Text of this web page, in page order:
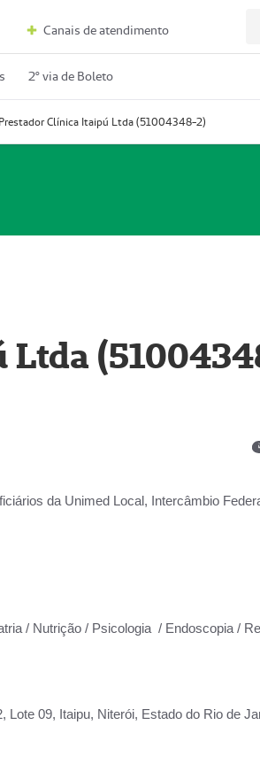
Canais de atendimento
2º via de Boleto
Prestador Clínica Itaipú Ltda (51004348-2)
Ltda
da Unimed Local, Intercâmbio
/ Nutrição / Psicologia / Endoscopia /
09, Itaipu, Niterói, Estado do Rio de